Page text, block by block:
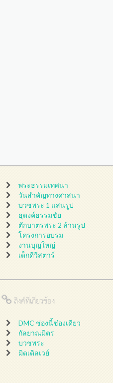
พระธรรมเทศนา
วันสำคัญทางศาสนา
บวชพระ 1 แสนรูป
ธุดงค์ธรรมชัย
ตักบาตรพระ 2 ล้านรูป
โครงการอบรม
งานบุญใหญ่
เด็กดีวีสตาร์
ลิงค์ที่เกี่ยวข้อง
DMC ช่องนี้ช่องเดียว
กัลยาณมิตร
บวชพระ
มิดเดิลเวย์